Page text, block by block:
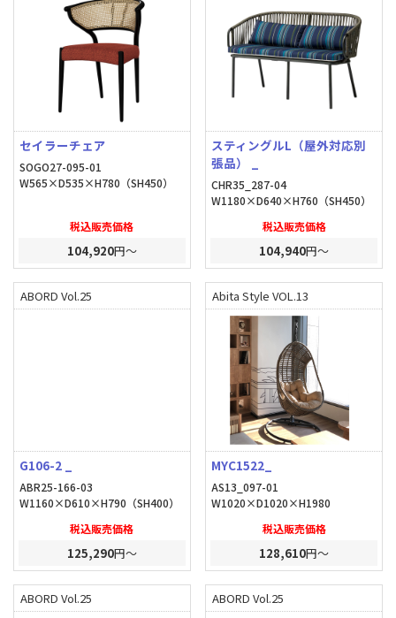
セイラーチェア
SOGO27-095-01
W565×D535×H780（SH450）
税込販売価格
104,920円～
スティングルL（屋外対応別
張品） _
CHR35_287-04
W1180×D640×H760（SH450）
税込販売価格
104,940円～
ABORD Vol.25
G106-2 _
ABR25-166-03
W1160×D610×H790（SH400）
税込販売価格
125,290円～
Abita Style VOL.13
MYC1522_
AS13_097-01
W1020×D1020×H1980
税込販売価格
128,610円～
ABORD Vol.25 ABORD Vol.25